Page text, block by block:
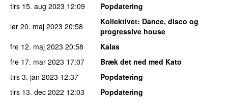
tirs 15. aug 2023 12:09
Popdatering
lør 20. maj 2023 20:58 Kollektivet: Dance, disco og
progressive house
fre 12. maj 2023 20:58
Kalas
fre 17. mar 2023 17:07
Bræk det ned med Kato
tirs 3. jan 2023 12:37
Popdatering
tirs 13. dec 2022 12:03
Popdatering